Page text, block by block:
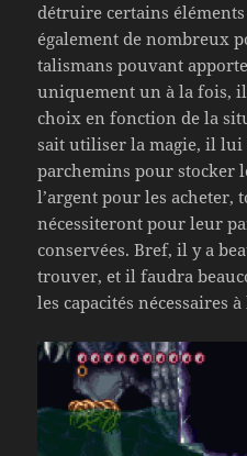
détruire certains
également de nombreux
talismans pouvant
uniquement un à la fois,
choix en fonction de la
sait utiliser la magie, il
parchemins pour stocker
l’argent pour les acheter,
nécessiteront pour leur
conservées. Bref, il y a
trouver, et il faudra
les capacités nécessaires